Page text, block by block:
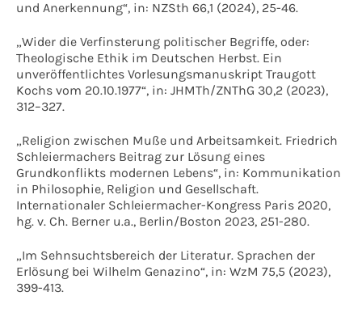
und Anerkennung“, in: NZSth 66,1 (2024), 25-46.
„Wider die Verfinsterung politischer Begriffe, oder:
Theologische Ethik im Deutschen Herbst. Ein
unveröffentlichtes Vorlesungsmanuskript Traugott
Kochs vom 20.10.1977“, in: JHMTh/ZNThG 30,2 (2023),
312–327.
„Religion zwischen Muße und Arbeitsamkeit. Friedrich
Schleiermachers Beitrag zur Lösung eines
Grundkonflikts modernen Lebens“, in: Kommunikation
in Philosophie, Religion und Gesellschaft.
Internationaler Schleiermacher-Kongress Paris 2020,
hg. v. Ch. Berner u.a., Berlin/Boston 2023, 251-280.
„Im Sehnsuchtsbereich der Literatur. Sprachen der
Erlösung bei Wilhelm Genazino“, in: WzM 75,5 (2023),
399-413.